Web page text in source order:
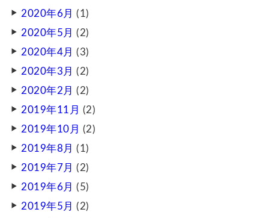
2020年6月 (1)
2020年5月 (2)
2020年4月 (3)
2020年3月 (2)
2020年2月 (2)
2019年11月 (2)
2019年10月 (2)
2019年8月 (1)
2019年7月 (2)
2019年6月 (5)
2019年5月 (2)